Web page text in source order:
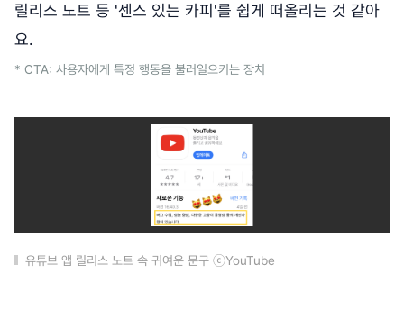
릴리스 노트 등 '센스 있는 카피'를 쉽게 떠올리는 것 같아
요.
* CTA: 사용자에게 특정 행동을 불러일으키는 장치
유튜브 앱 릴리스 노트 속 귀여운 문구 ⓒYouTube